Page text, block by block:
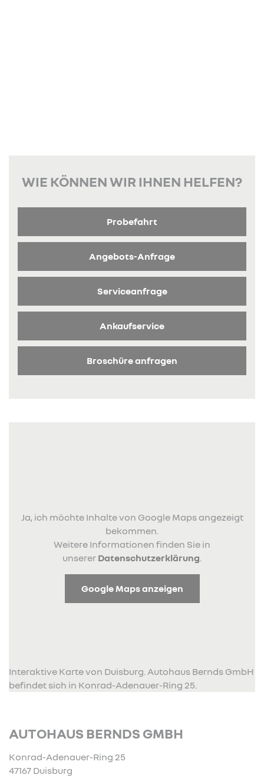
WIE KÖNNEN WIR IHNEN HELFEN?
Probefahrt
Angebots-Anfrage
Serviceanfrage
Ankaufservice
Broschüre anfragen
Ja, ich möchte Inhalte von Google Maps angezeigt
bekommen.
Weitere Informationen finden Sie in
unserer Datenschutzerklärung.
Google Maps anzeigen
Interaktive Karte von Duisburg. Autohaus Bernds GmbH
befindet sich in Konrad-Adenauer-Ring 25.
AUTOHAUS BERNDS GMBH
Konrad-Adenauer-Ring 25
47167 Duisburg